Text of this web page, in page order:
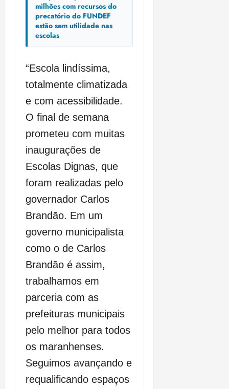
milhões com recursos do
precatório do FUNDEF
estão sem utilidade nas
escolas
“Escola lindíssima,
totalmente climatizada
e com acessibilidade.
O final de semana
prometeu com muitas
inaugurações de
Escolas Dignas, que
foram realizadas pelo
governador Carlos
Brandão. Em um
governo municipalista
como o de Carlos
Brandão é assim,
trabalhamos em
parceria com as
prefeituras municipais
pelo melhor para todos
os maranhenses.
Seguimos avançando e
requalificando espaços